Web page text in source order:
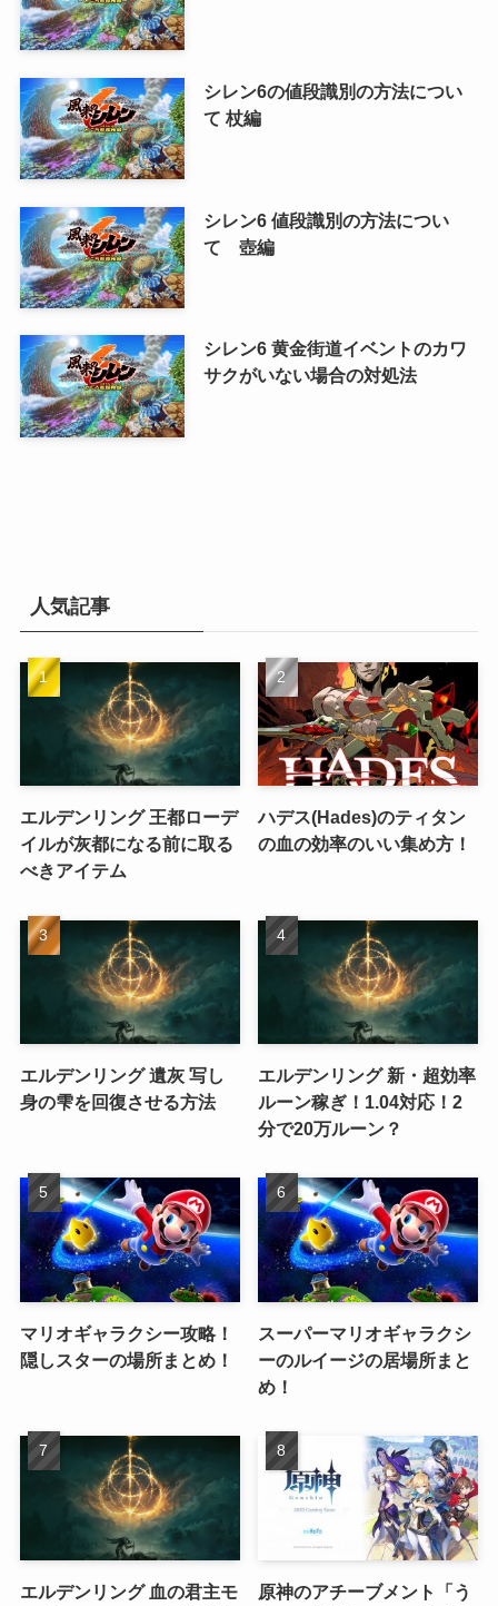
シレン6の値段識別の方法につい
て 杖編
シレン6 値段識別の方法につい
て 壺編
シレン6 黄金街道イベントのカワ
サクがいない場合の対処法
人気記事
エルデンリング 王都ローデ
イルが灰都になる前に取る
べきアイテム
ハデス(Hades)のティタン
の血の効率のいい集め方！
エルデンリング 遺灰 写し
身の雫を回復させる方法
エルデンリング 新・超効率
ルーン稼ぎ！1.04対応！2
分で20万ルーン？
マリオギャラクシー攻略！
隠しスターの場所まとめ！
スーパーマリオギャラクシ
ーのルイージの居場所まと
め！
エルデンリング 血の君主モ
原神のアチーブメント「う